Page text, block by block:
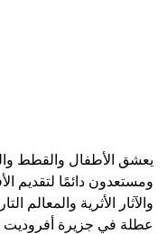
يعشق الأطفال والقطط
ومستعدون دائمًا لتقديم
والآثار الأثرية والمعالم
عطلة في جزيرة